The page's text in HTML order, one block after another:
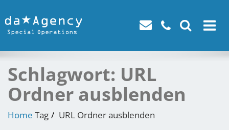
Toggle
Schlagwort: URL
Ordner ausblenden
Home Tag URL Ordner ausblenden